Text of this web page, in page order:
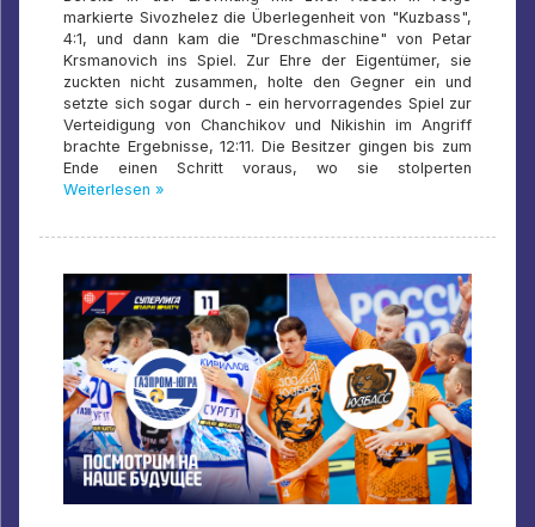
markierte Sivozhelez die Überlegenheit von "Kuzbass",
4:1, und dann kam die "Dreschmaschine" von Petar
Krsmanovich ins Spiel. Zur Ehre der Eigentümer, sie
zuckten nicht zusammen, holte den Gegner ein und
setzte sich sogar durch - ein hervorragendes Spiel zur
Verteidigung von Chanchikov und Nikishin im Angriff
brachte Ergebnisse, 12:11. Die Besitzer gingen bis zum
Ende einen Schritt voraus, wo sie stolperten
Weiterlesen »